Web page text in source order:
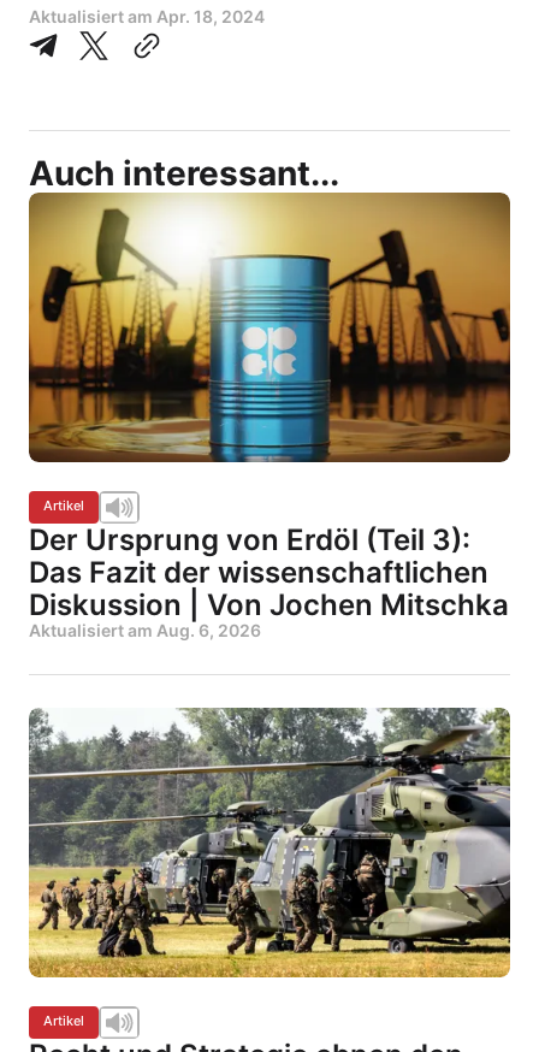
Aktualisiert am Apr. 18, 2024
Auch interessant...
Artikel
Der Ursprung von Erdöl (Teil 3):
Das Fazit der wissenschaftlichen
Diskussion | Von Jochen Mitschka
Aktualisiert am Aug. 6, 2026
Artikel